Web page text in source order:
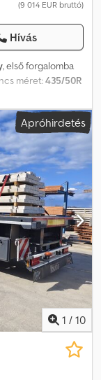
jó Azonosítás
További
(9 014 EUR bruttó)
Hívás
, első forgalomba
méret:435/50R
- Tárcsafékek
50R 19,5
1:
30%;
30% Tengely
30%;
30% Tengely
30%;
30% Üres súly:
Apróhirdetés
1 / 10